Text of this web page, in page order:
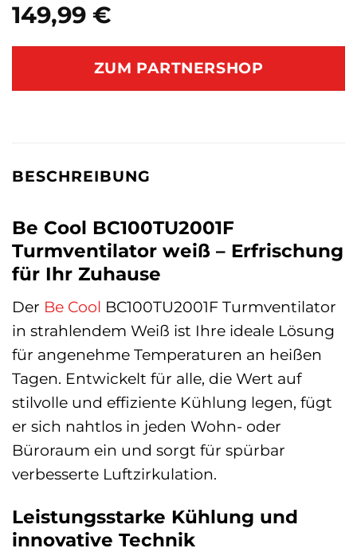
149,99 €
ZUM PARTNERSHOP
BESCHREIBUNG
Be Cool BC100TU2001F
Turmventilator weiß – Erfrischung
für Ihr Zuhause
Der Be Cool BC100TU2001F Turmventilator
in strahlendem Weiß ist Ihre ideale Lösung
für angenehme Temperaturen an heißen
Tagen. Entwickelt für alle, die Wert auf
stilvolle und effiziente Kühlung legen, fügt
er sich nahtlos in jeden Wohn- oder
Büroraum ein und sorgt für spürbar
verbesserte Luftzirkulation.
Leistungsstarke Kühlung und
innovative Technik